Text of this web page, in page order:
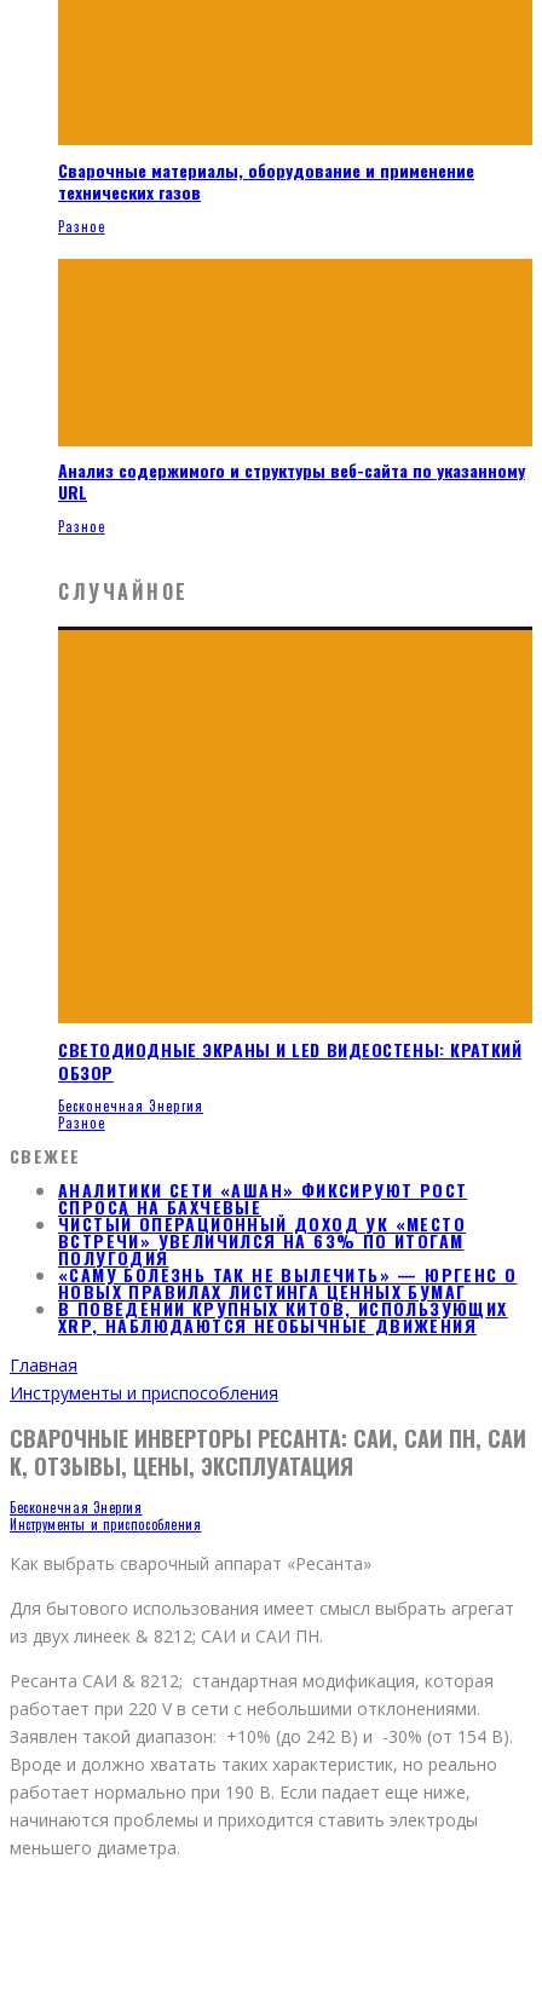
Сварочные материалы, оборудование и применение
технических газов
Разное
Анализ содержимого и структуры веб-сайта по указанному
URL
Разное
СЛУЧАЙНОЕ
СВЕТОДИОДНЫЕ ЭКРАНЫ И LED ВИДЕОСТЕНЫ: КРАТКИЙ
ОБЗОР
Бесконечная Энергия
Разное
СВЕЖЕЕ
АНАЛИТИКИ СЕТИ «АШАН» ФИКСИРУЮТ РОСТ
СПРОСА НА БАХЧЕВЫЕ
ЧИСТЫЙ ОПЕРАЦИОННЫЙ ДОХОД УК «МЕСТО
ВСТРЕЧИ» УВЕЛИЧИЛСЯ НА 63% ПО ИТОГАМ
ПОЛУГОДИЯ
«САМУ БОЛЕЗНЬ ТАК НЕ ВЫЛЕЧИТЬ» — ЮРГЕНС О
НОВЫХ ПРАВИЛАХ ЛИСТИНГА ЦЕННЫХ БУМАГ
В ПОВЕДЕНИИ КРУПНЫХ КИТОВ, ИСПОЛЬЗУЮЩИХ
XRP, НАБЛЮДАЮТСЯ НЕОБЫЧНЫЕ ДВИЖЕНИЯ
Главная
Инструменты и приспособления
СВАРОЧНЫЕ ИНВЕРТОРЫ РЕСАНТА: САИ, САИ ПН, САИ
К, ОТЗЫВЫ, ЦЕНЫ, ЭКСПЛУАТАЦИЯ
Бесконечная Энергия
Инструменты и приспособления
Как выбрать сварочный аппарат «Ресанта»
Для бытового использования имеет смысл выбрать агрегат
из двух линеек & 8212; САИ и САИ ПН.
Ресанта САИ & 8212; стандартная модификация, которая
работает при 220 V в сети с небольшими отклонениями.
Заявлен такой диапазон: +10% (до 242 В) и -30% (от 154 В).
Вроде и должно хватать таких характеристик, но реально
работает нормально при 190 В. Если падает еще ниже,
начинаются проблемы и приходится ставить электроды
меньшего диаметра.